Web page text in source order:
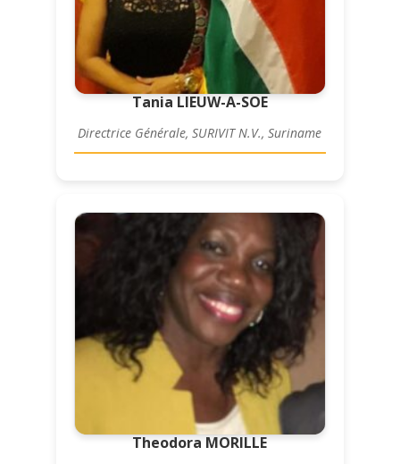
Tania LIEUW-A-SOE
Directrice Générale, SURIVIT N.V., Suriname
Theodora MORILLE